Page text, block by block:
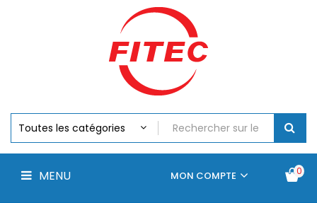
MENU 0
MON COMPTE
Chargeurs
Accus
Perceuse,
Visseuse
Batteries